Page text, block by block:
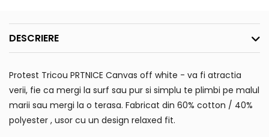
DESCRIERE
Protest Tricou PRTNICE Canvas off white - va fi atractia
verii, fie ca mergi la surf sau pur si simplu te plimbi pe malul
marii sau mergi la o terasa. Fabricat din 60% cotton / 40%
polyester , usor cu un design relaxed fit.